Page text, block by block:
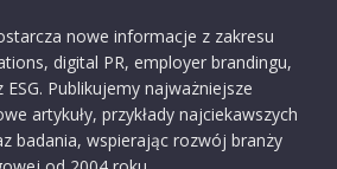
nowe informacje z zakresu
digital PR, employer brandingu,
ESG. Publikujemy najważniejsze
artykuły, przykłady najciekawszych
badania, wspierając rozwój branży